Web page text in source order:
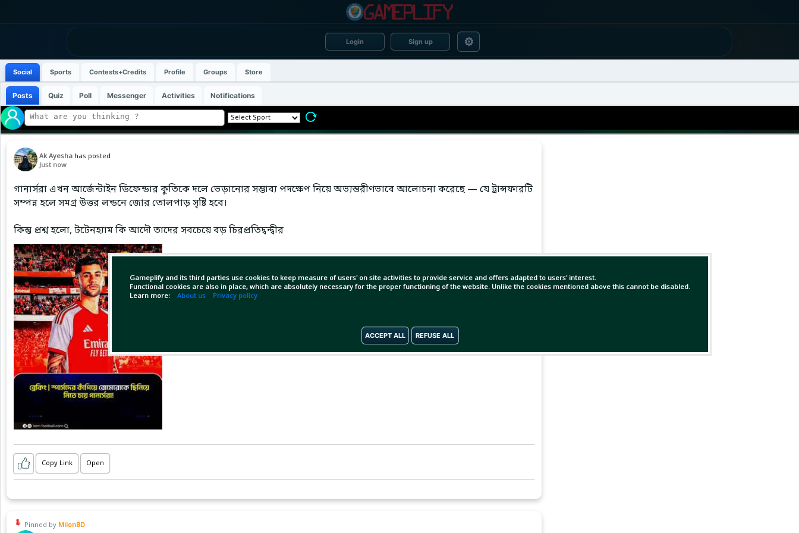
Login Sign up ⚙
Gameplify and its third parties use cookies to keep measure of users' on site activities to provide service and offers adapted to users' interest.
Functional cookies are also in place, which are absolutely necessary for the proper functioning of the website. Unlike the cookies mentioned above this cannot be disabled.
Learn more: About us Privacy policy
ACCEPT ALL REFUSE ALL
Social Sports Contests+Credits Profile Groups Store
Posts Quiz Poll Messenger Activities Notifications
Ak Ayesha has posted
Just now
গানার্সরা এখন আর্জেন্টাইন ডিফেন্ডার কুতিকে দলে ভেড়ানোর সম্ভাব্য পদক্ষেপ নিয়ে অভ্যন্তরীণভাবে আলোচনা করেছে — যে ট্রান্সফারটি
সম্পন্ন হলে সমগ্র উত্তর লন্ডনে জোর তোলপাড় সৃষ্টি হবে।
​কিন্তু প্রশ্ন হলো, টটেনহ্যাম কি আদৌ তাদের সবচেয়ে বড় চিরপ্রতিদ্বন্দ্বীর
Copy Link Open
Pinned by MilonBD